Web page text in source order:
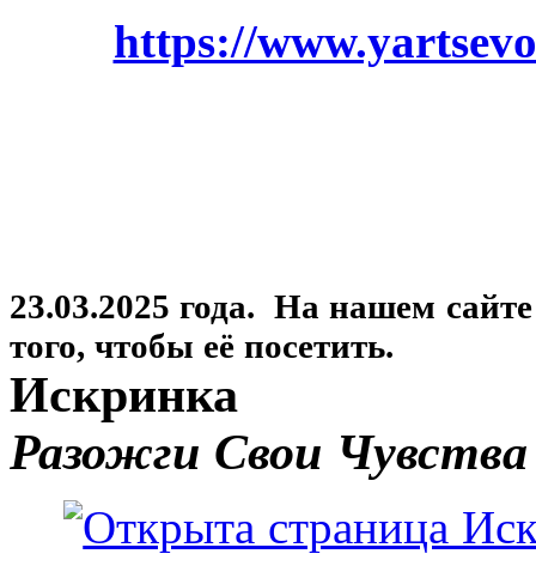
https://
23.03.2025 года. На нашем
того, чтобы её посетить.
Искринка
Разожги Свои Чувства